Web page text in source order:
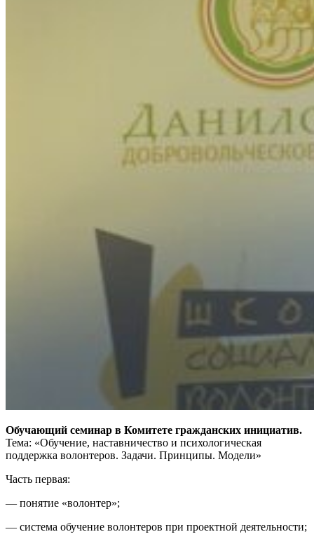
Обучающий семинар в Комитете гражданских инициатив.
Тема: «Обучение, наставничество и психологическая
поддержка волонтеров. Задачи. Принципы. Модели»
Часть первая:
— понятие «волонтер»;
— система обучение волонтеров при проектной деятельности;